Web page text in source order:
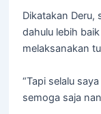
Dikatakan Deru,
dahulu lebih
melaksanakan
“Tapi selalu
semoga saja